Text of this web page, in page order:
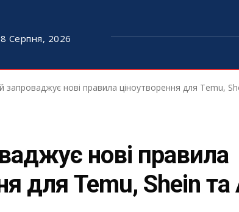
Серпня, 2026
запроваджує нові правила ціноутворення для Temu,
нові правила
для Temu, Shein